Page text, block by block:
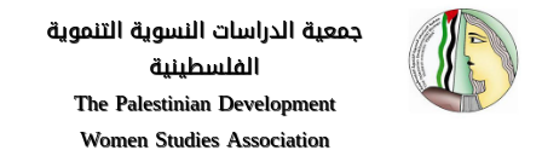
جمعية الدراسات النسوية التنموية
الفلسطينية
The Palestinian Development
Women Studies Association